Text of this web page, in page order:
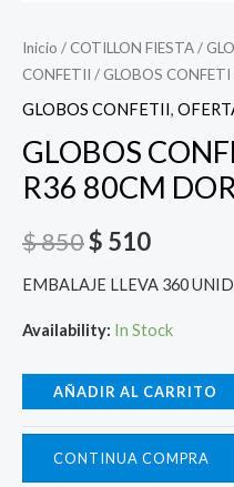
Inicio / COTILLON FIESTA/
CONFETII / GLOBOS
GLOBOS CONFETII,
GLOBOS
R36 80CM
$850$ 510
EMBALAJE LLEVA 360 UNID
Availability: In Stock
AÑADIR AL CARRITO
CONTINUA COMPRA